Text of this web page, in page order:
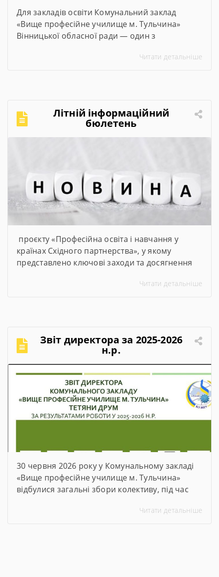
Для закладів освіти Комунальний заклад
«Вище професійне училище м. Тульчина»
Вінницької обласної ради — один з
реалізується @Міністерством освіти і науки
щоб студенти мали змогу опановувати сучасні
та актуальні професії та спеціальності. Завдяки
субвенції в розмірі […]
Читати детальніше
Літній інформаційний
бюлетень
проєкту «Професійна освіта і навчання у
країнах Східного партнерства», у якому
представлено ключові заходи та досягнення
Читати детальніше
Звіт директора за 2025-2026
н.р.
30 червня 2026 року у Комунальному закладі
«Вище професійне училище м. Тульчина»
відбулися загальні збори колективу, під час
прозвітувала про підсумки роботи за 2025–
Читати детальніше